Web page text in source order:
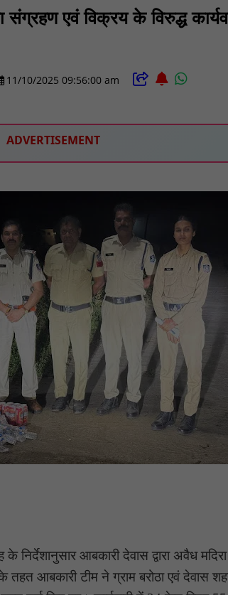
संग्रहण एवं विक्रय के विरुद्ध
11/10/2025 09:56:00 am
ADVERTISEMENT
आबकारी देवास द्वारा अवैध
तहत आबकारी टीम ने ग्राम बरोठा एवं देवास